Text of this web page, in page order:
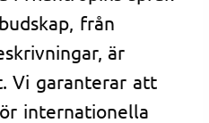
från
är
Vi garanterar att
internationella